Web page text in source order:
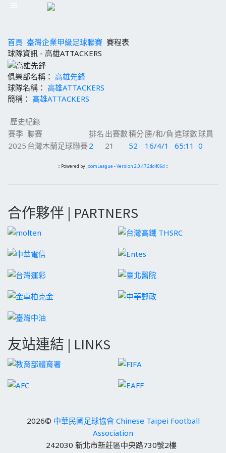
首頁 臺灣企業甲級足球聯賽 賽程表
球隊資訊 - 高雄ATTACKERS
俱樂部名稱： 高雄先鋒
球隊名稱： 高雄ATTACKERS
簡稱： 高雄ATTACKERS
歷史紀錄
賽季 聯賽 排名 出賽數積分勝/和/負 進球數球員
2025 台灣木蘭足球聯賽 2 21 52 16/4/1 65:11 0
:: Powered by JoomLeague -Version 2.0.47.2dd406d ::
合作夥伴 | PARTNERS
友站連結 | LINKS
2026© 中華民國足球協會 Chinese Taipei Football
Association
242030 新北市新莊區中央路730號2樓